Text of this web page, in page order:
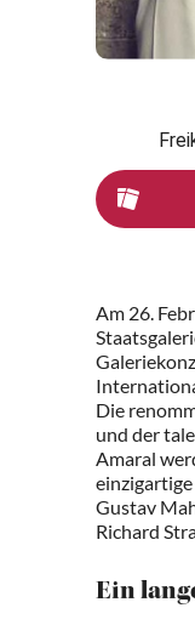
Am 26.
Die
und der
Amaral
Gustav
Richard
Ein